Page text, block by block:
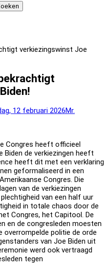
verkiezingswinst Joe
12 februari 2026Mr.
Congres heeft officieel
Biden de verkiezingen heeft
heeft dit met een verklaring
geformaliseerd in een
Congres. Die
van de verkiezingen
van een half uur
in totale chaos door de
Congres, het Capitool. De
en de congresleden moesten
overrompelde politie de orde
van Joe Biden uit
werd ook vertraagd
tegen